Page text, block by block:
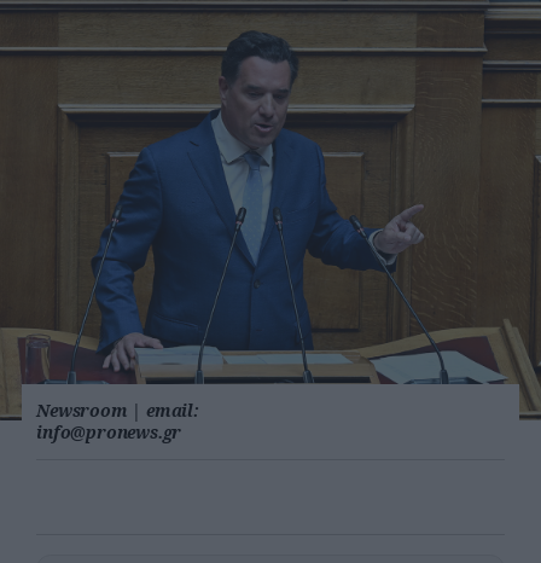
Newsroom | email:
info@pronews.gr